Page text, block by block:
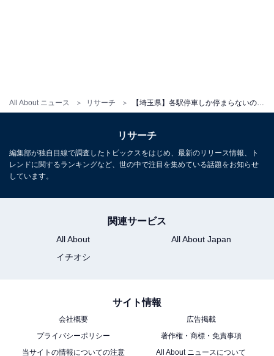
All About ニュース リサーチ
リサーチ
編集部が独自目線で調査したトピックスをはじめ、最新のリリース情報、ト
レンドに関するランキングなど、世の中で注目を集めている話題をお知らせ
しています。
関連サービス
All About
All About Japan
イチオシ
サイト情報
会社概要
広告掲載
プライバシーポリシー
著作権・商標・免責事項
当サイトの情報についての注意
All About ニュースについて